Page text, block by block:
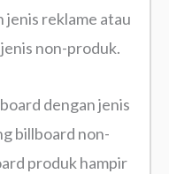
jenis reklame atau
non-produk.
dengan jenis
billboard non-
produk hampir